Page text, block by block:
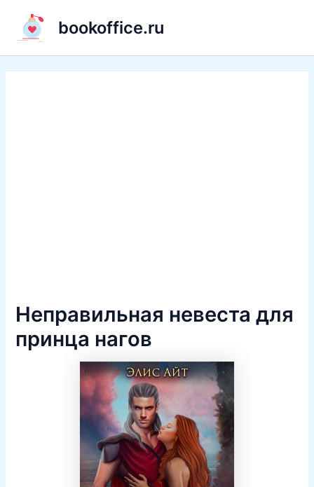
содержимому
bookoffice.ru
Неправильная невеста для
принца нагов